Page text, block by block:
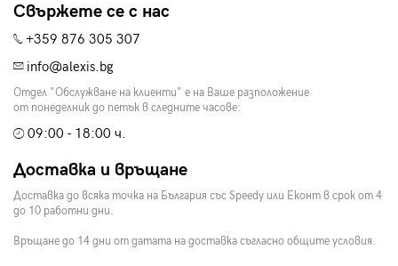
Свържете се с нас
+359 876 305 307
info@alexis.bg
Отдел "Обслужване на клиенти" е на Ваше разположение
от понеделник до петък в следните часове:
09:00 - 18:00 ч.
Доставка и връщане
Доставка до всяка точка на България със Speedy или Еконт в срок от 4
до 10 работни дни.
Връщане до 14 дни от датата на доставка съгласно общите условия.